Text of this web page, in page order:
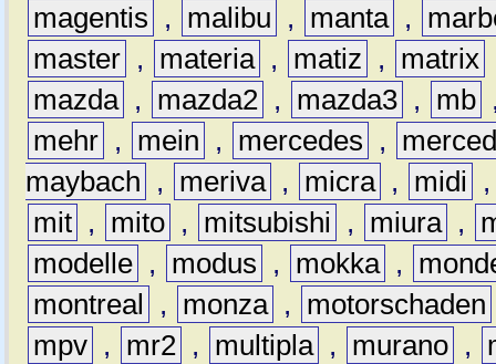
magentis
, malibu , manta ,
master , materia , matiz , matrix
mazda , mazda2 , mazda3 , mb
mehr , mein , mercedes ,
maybach
, meriva , micra , midi
mit , mito , mitsubishi , miura ,
modelle , modus , mokka ,
montreal
, monza , motorschaden
mpv , mr2 , multipla , murano ,